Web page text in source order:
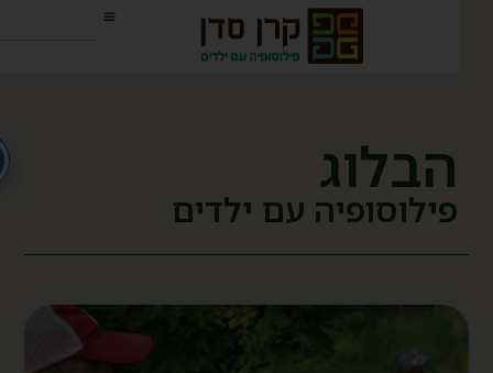
הבלוג
פילוסופיה עם ילדים